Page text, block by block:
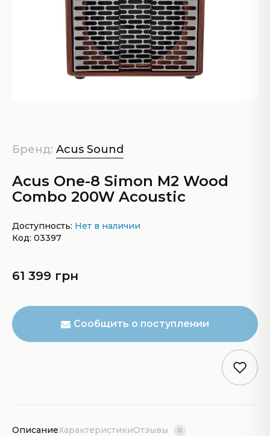
Бренд: Acus Sound
Acus One-8 Simon M2 Wood
Combo 200W Acoustic
Доступность: Нет в наличии
Код: 03397
61 399 грн
Сообщить о поступлении
ОписаниеХарактеристикиОтзывы 0